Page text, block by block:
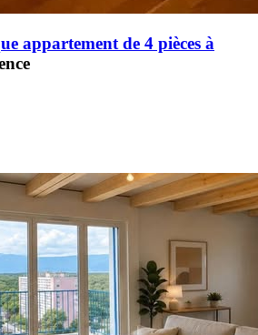
appartement de 4 pièces à